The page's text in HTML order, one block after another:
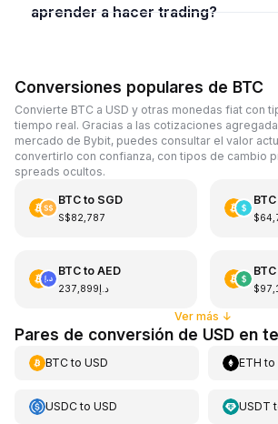
aprender a hacer trading?
Conversiones populares de BTC
Convierte BTC a USD y otras monedas fiat con
tiempo real. Gracias a las cotizaciones
mercado de Bybit, puedes consultar el valor
convertirlo con confianza, con tipos de cambio
spreads ocultos.
BTCto SGD
S$82,787
BTC
BTCto AED
د.إ237,899
BTC
Ver más ↓
Pares de conversión de USD en
BTCto USD ETH to
USDCto USD USDT